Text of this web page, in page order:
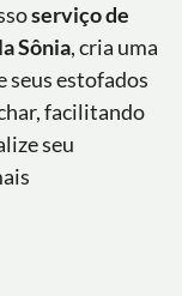
serviço de
Sônia, cria uma
seus estofados
facilitando
seu